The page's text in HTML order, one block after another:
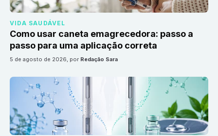
VIDA SAUDÁVEL
Como usar caneta emagrecedora: passo a
passo para uma aplicação correta
5 de agosto de 2026, por Redação Sara